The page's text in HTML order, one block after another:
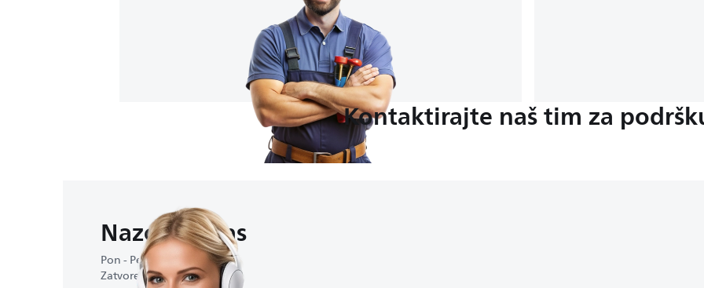
Kontaktirajte naš tim za
Nazovite nas
Pon - Pet : 9:00-16:30
Zatvoreno vikendom